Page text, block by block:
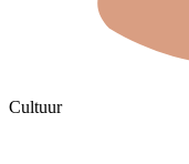
Cultuur